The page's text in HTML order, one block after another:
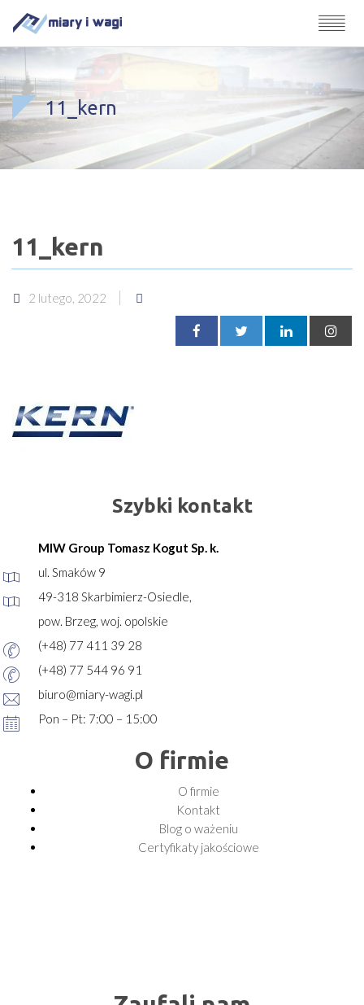
11_kern
11_kern
2 lutego, 2022
Szybki kontakt
MIW Group Tomasz Kogut Sp. k.
ul. Smaków 9
49-318 Skarbimierz-Osiedle,
pow. Brzeg, woj. opolskie
(+48) 77 411 39 28
(+48) 77 544 96 91
biuro@miary-wagi.pl
Pon – Pt: 7:00 – 15:00
O firmie
O firmie
Kontakt
Blog o ważeniu
Certyfikaty jakościowe